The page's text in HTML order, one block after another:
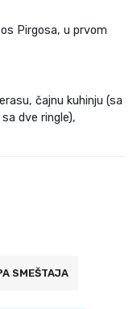
Pirgosa, u prvom
čajnu kuhinju (sa
dve ringle),
SMEŠTAJA